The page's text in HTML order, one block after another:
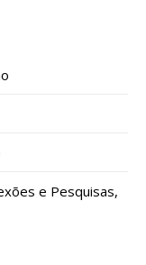
e Pesquisas,